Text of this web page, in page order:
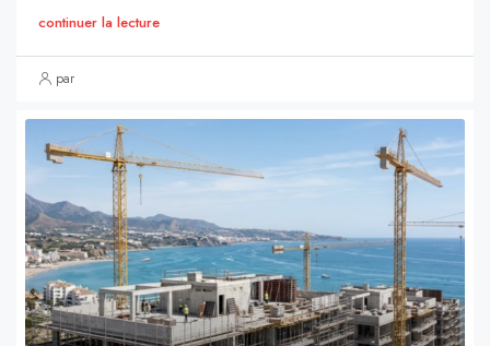
continuer la lecture
par